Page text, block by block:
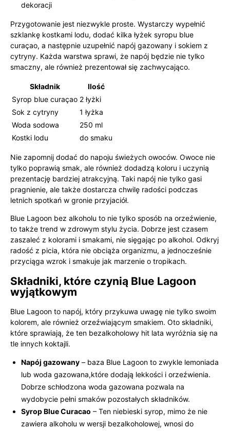
dekoracji
Przygotowanie jest niezwykle proste. Wystarczy wypełnić
szklankę kostkami lodu, dodać kilka łyżek syropu blue
curaçao, a następnie uzupełnić napój gazowany i sokiem z
cytryny. Każda warstwa sprawi, że napój będzie nie tylko
smaczny, ale również prezentował się zachwycająco.
Składnik
Ilość
Syrop blue curaçao 2 łyżki
Sok z cytryny
1 łyżka
Woda sodowa
250 ml
Kostki lodu
do smaku
Nie zapomnij dodać do napoju świeżych owoców. Owoce nie
tylko poprawią smak, ale również dodadzą koloru i uczynią
prezentację bardziej atrakcyjną. Taki napój nie tylko gasi
pragnienie, ale także dostarcza chwilę radości podczas
letnich spotkań w gronie przyjaciół.
Blue Lagoon bez alkoholu to nie tylko sposób na orzeźwienie,
to także trend w zdrowym stylu życia. Dobrze jest czasem
zaszaleć z kolorami i smakami, nie sięgając po alkohol. Odkryj
radość z picia, która nie obciąża organizmu, a jednocześnie
przyciąga wzrok i smakuje jak marzenie o tropikach.
Składniki, które czynią Blue Lagoon
wyjątkowym
Blue Lagoon to napój, który przykuwa uwagę nie tylko swoim
kolorem, ale również orzeźwiającym smakiem. Oto składniki,
które sprawiają, że ten bezalkoholowy hit lata wyróżnia się na
tle innych koktajli.
Napój gazowany – baza Blue Lagoon to zwykle lemoniada
lub woda gazowana,które dodają lekkości i orzeźwienia.
Dobrze schłodzona woda gazowana pozwala na
wydobycie pełni smaków pozostałych składników.
Syrop Blue Curacao – Ten niebieski syrop, mimo że nie
zawiera alkoholu w wersji bezalkoholowej, wnosi do